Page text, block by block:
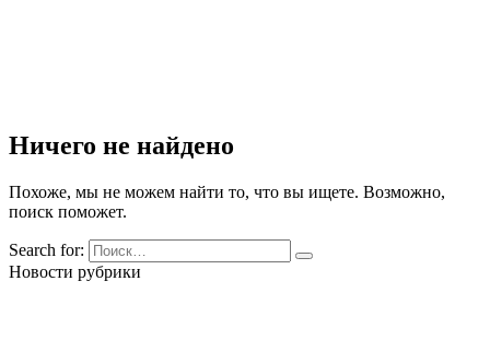
Ничего не найдено
Похоже, мы не можем найти то, что вы ищете. Возможно,
поиск поможет.
Search for:
Новости рубрики